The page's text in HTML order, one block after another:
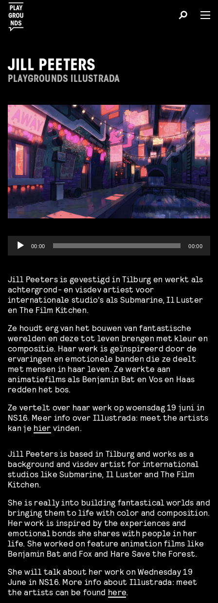
JILL PEETERS
PLAYGROUNDS ILLUSTRADA
Audio
Player
00:00 00:00
Jill Peeters is gevestigd in Tilburg en werkt als
achtergrond- en visdev artiest voor
internationale studio’s als Submarine, Il Luster
en The Film Kitchen.
Ze houdt erg van het bouwen van fantastische
werelden en deze tot leven brengen met kleur en
compositie. Haar werk is geïnspireerd door de
ervaringen en emotionele banden die ze deelt
met mensen in haar leven. Ze werkte aan
animatiefilms als Benjamin Bat en Vos en Haas
redden het bos.
Ze vertelt over haar werk op woensdag 19 juni in
NS16. Meer info over Illustrada: meet the artists
kan je hier vinden.
Jill Peeters is based in Tilburg and works as a
background and visdev artist for international
studios like Submarine, Il Luster and The Film
Kitchen.
She is really into building fantastical worlds and
bringing them to life with color and composition.
Her work is inspired by the experiences and
emotional bonds she shares with people in her
life. She worked on feature animation films like
Benjamin Bat and Fox and Hare Save the Forest.
She will talk about her work on Wednesday 19
June in NS16. More info about Illustrada: meet
the artists can be found here